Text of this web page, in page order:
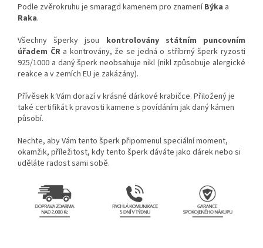
Podle zvěrokruhu je smaragd kamenem pro znameníBýka a
Raka.
Všechny šperky jsou kontrolovány státním puncovním
úřadem ČRa kontrovány, že se jedná o stříbrný šperk ryzosti
925/1000 a daný šperk neobsahuje nikl (nikl způsobuje alergické
reakce a v zemích EU je zakázány).
Přívěsek k Vám dorazí v krásné dárkové krabičce. Přiložený je
také certifikát k pravosti kamene s povídáním jak daný kámen
působí.
Nechte, aby Vám tento šperk připomenul speciální moment,
okamžik, příležitost, kdy tento šperk dáváte jako dárek nebo si
uděláte radost sami sobě.